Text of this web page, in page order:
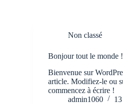
Non classé
Bonjour tout le monde !
Bienvenue sur
article. Modifiez-le ou
commencez à écrire !
admin1060